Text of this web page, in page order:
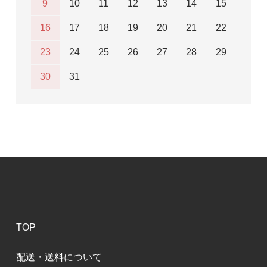
9 10 11 12 13 14 15
16 17 18 19 20 21 22
23 24 25 26 27 28 29
30 31
TOP
配送・送料について